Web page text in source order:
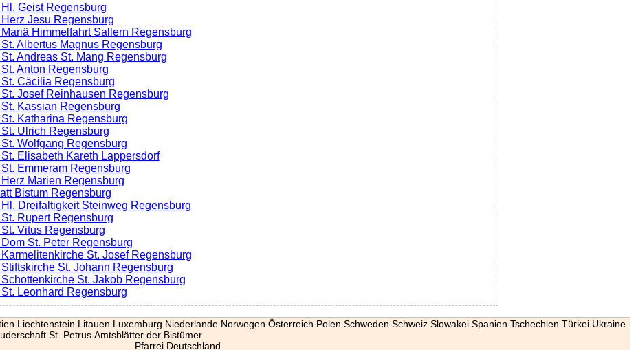
Hl. Geist Regensburg
Herz Jesu Regensburg
Mariä Himmelfahrt Sallern Regensburg
Albertus Magnus Regensburg
Andreas St. Mang Regensburg
Anton Regensburg
St. Cäcilia Regensburg
St. Josef Reinhausen Regensburg
St. Kassian Regensburg
St. Katharina Regensburg
St. Ulrich Regensburg
St. Wolfgang Regensburg
St. Elisabeth Kareth Lappersdorf
Emmeram Regensburg
Herz Marien Regensburg
Bistum Regensburg
Hl. Dreifaltigkeit Steinweg Regensburg
Rupert Regensburg
Vitus Regensburg
St. Peter Regensburg
Karmelitenkirche St. Josef Regensburg
Stiftskirche St. Johann Regensburg
Schottenkirche St. Jakob Regensburg
St. Leonhard Regensburg
Liechtenstein Litauen Luxemburg Niederlande Norwegen Österreich Polen Schweden Schweiz Slowakei Spanien Tschechien Türkei Ukraine
St. Petrus Amtsblätter der Bistümer
Pfarrei Deutschland